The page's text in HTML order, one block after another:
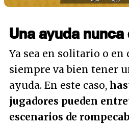
Una ayuda
Ya sea en solitario o en
siempre va bien tener
ayuda. En este caso,
jugadores pueden
escenarios de